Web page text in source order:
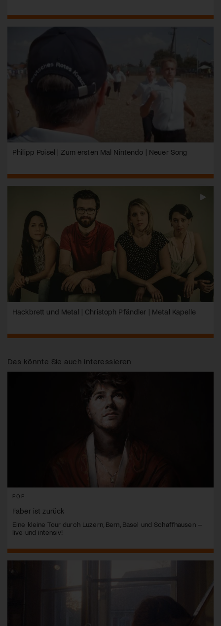
Philipp Poisel | Zum ersten Mal Nintendo | Neuer Song
Hackbrett und Metal | Christoph Pfändler | Metal Kapelle
Das könnte Sie auch interessieren
POP
Faber ist zurück
Eine kleine Tour durch Luzern, Bern, Basel und Schaffhausen –
live und intensiv!